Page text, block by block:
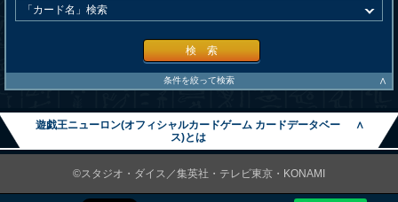
検 索
条件を絞って検索 ∧
遊戯王ニューロン(オフィシャルカードゲーム カードデータベー
ス)とは
∧
©スタジオ・ダイス／集英社・テレビ東京・KONAMI